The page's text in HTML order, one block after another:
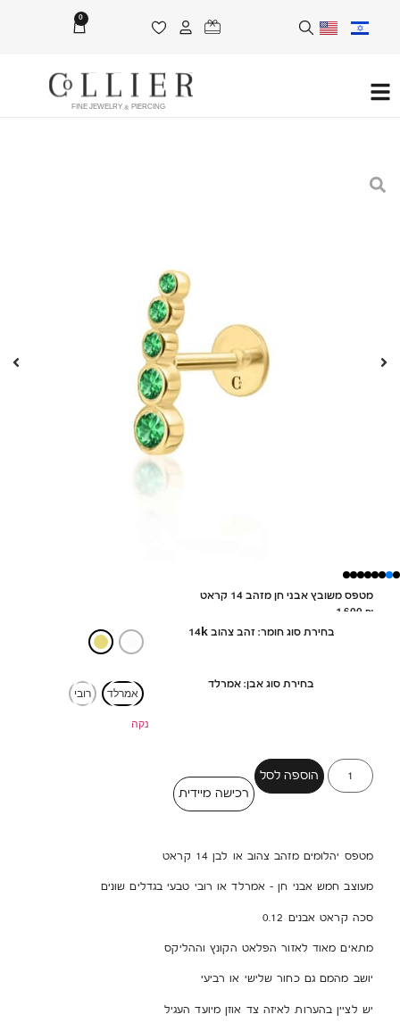
0
FINE JEWELRY & PIERCING
מטפס משובץ אבני חן מזהב 14 קראט
1,600 ₪
בחירת סוג חומר: זהב צהוב 14k
בחירת סוג אבן: אמרלד
אמרלד רובי
נקה
הוספה לסל
רכישה מיידית
מטפס יהלומים מזהב צהוב או לבן 14 קראט
מעוצב חמש אבני חן – אמרלד או רובי טבעי בגדלים שונים
סכה קראט אבנים 0.12
מתאים מאוד לאזור הפלאט הקונץ וההליקס
יושב מהמם גם כחור שלישי או רביעי
יש לציין בהערות לאיזה צד אוזן מיועד העגיל